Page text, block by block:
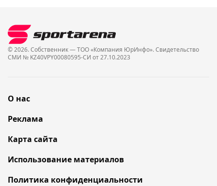
© 2026. Собственник — ТОО «Компания ЮрИнфо». Cвидетельство
СМИ № KZ40VPY00080595-СИ от 27.10.2023
О нас
Реклама
Карта сайта
Использование материалов
Политика конфиденциальности